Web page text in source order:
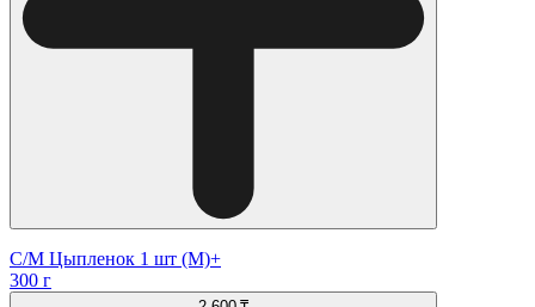
С/М Цыпленок 1 шт (М)+
300 г